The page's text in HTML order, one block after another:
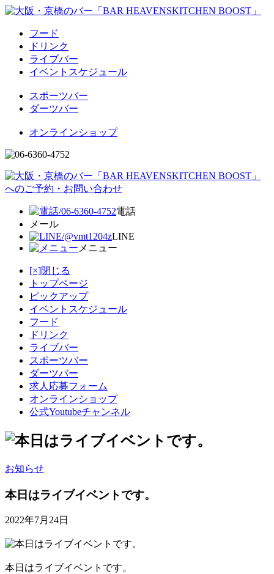
フード
ドリンク
ライブバー
イベントスケジュール
スポーツバー
ダーツバー
オンラインショップ
電話
メール
LINE
メニュー
[×]閉じる
トップページ
ピックアップ
イベントスケジュール
フード
ドリンク
ライブバー
スポーツバー
ダーツバー
求人応募フォーム
オンラインショップ
公式Youtubeチャンネル
お知らせ
本日はライブイベントです。
2022年7月24日
本日はライブイベントです。